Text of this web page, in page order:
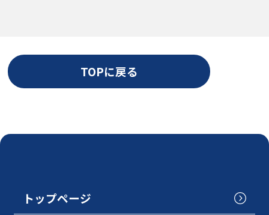
TOPに戻る
トップページ